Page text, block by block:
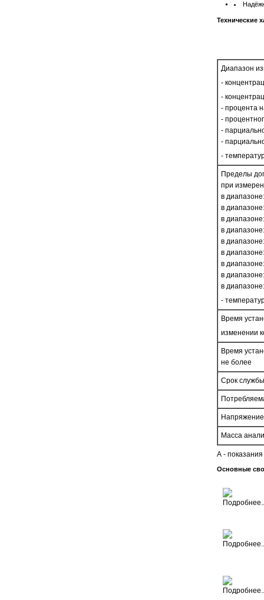
Технические
Диапазон
-
-
- процента
-
-
-
-
Пределы
при
в
в
в
в
в
в
в
в
в
-
Время
изменении
Время
не более
Срок
Масса
А -
Основные